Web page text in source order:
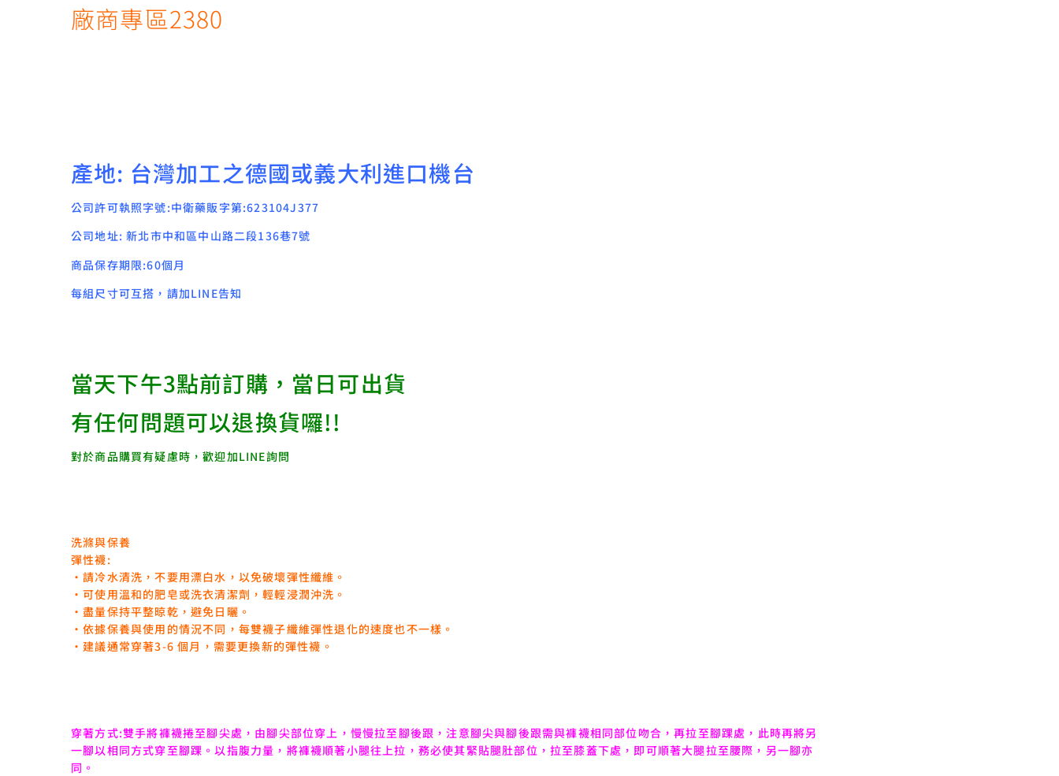
廠商專區2380
產地: 台灣加工之德國或義大利進口機台
公司許可執照字號:中衛藥販字第:623104J377
公司地址: 新北市中和區中山路二段136巷7號
商品保存期限:60個月
每組尺寸可互搭，請加LINE告知
當天下午3點前訂購，當日可出貨
有任何問題可以退換貨囉!!
對於商品購買有疑慮時，歡迎加LINE詢問
洗滌與保養
彈性襪:
‧請冷水清洗，不要用漂白水，以免破壞彈性纖維。
‧可使用溫和的肥皂或洗衣清潔劑，輕輕浸潤沖洗。
‧盡量保持平整晾乾，避免日曬。
‧依據保養與使用的情況不同，每雙襪子纖維彈性退化的速度也不一樣。
‧建議通常穿著3-6 個月，需要更換新的彈性襪。
穿著方式:雙手將褲襪捲至腳尖處，由腳尖部位穿上，慢慢拉至腳後跟，注意腳尖與腳後跟需與褲襪相同部位吻合，再拉至腳踝處，此時再將另
一腳以相同方式穿至腳踝。以指腹力量，將褲襪順著小腿往上拉，務必使其緊貼腿肚部位，拉至膝蓋下處，即可順著大腿拉至腰際，另一腳亦
同。